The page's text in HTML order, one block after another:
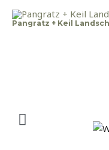
Pangratz + Keil